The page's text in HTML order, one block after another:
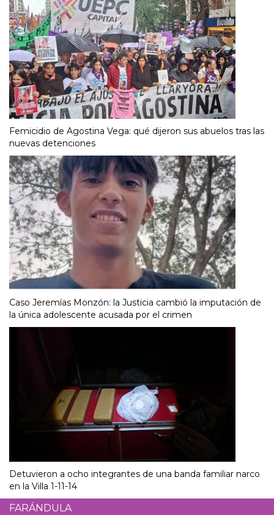
Femicidio de Agostina Vega: qué dijeron sus abuelos tras las
nuevas detenciones
Caso Jeremías Monzón: la Justicia cambió la imputación de
la única adolescente acusada por el crimen
Detuvieron a ocho integrantes de una banda familiar narco
en la Villa 1-11-14
FARÁNDULA